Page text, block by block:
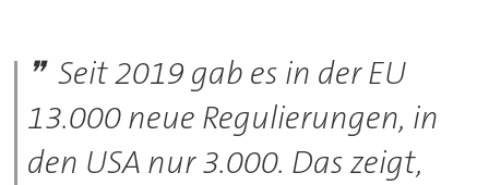
Seit 2019 gab es in der EU
13.000 neue Regulierungen, in
den USA nur 3.000. Das zeigt,